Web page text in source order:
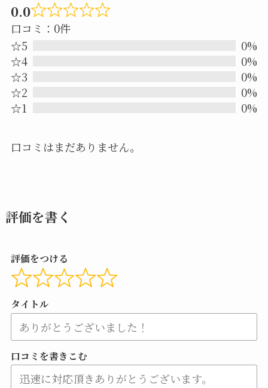
0.0
Rated
口コミ：0件
☆5
0%
☆4
0%
☆3
0%
☆2
0%
☆1
0%
口コミはまだありません。
評価を書く
評価をつける
タイトル
口コミを書きこむ